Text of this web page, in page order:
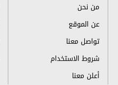
من نحن
عن الموقع
تواصل معنا
شروط الاستخدام
أعلن معنا